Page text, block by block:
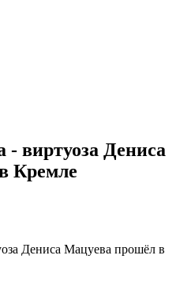
- виртуоза Дениса
Кремле